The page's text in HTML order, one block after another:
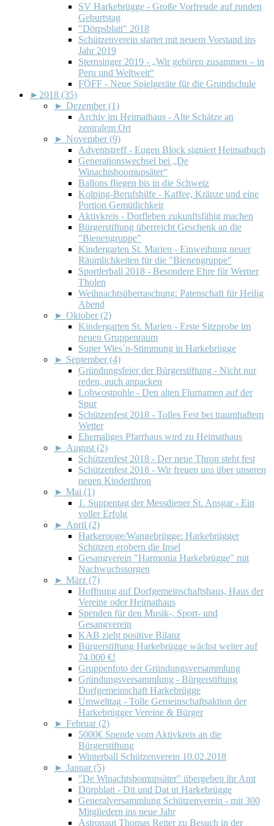
SV Harkebrügge - Große Vorfreude auf runden
Geburtstag
"Dörpsblatt" 2018
Schützenverein startet mit neuem Vorstand ins
Jahr 2019
Sternsinger 2019 - „Wir gehören zusammen – in
Peru und Weltweit“
FÖFF - Neue Spielgeräte für die Grundschule
► 2018 (35)
► Dezember (1)
Archiv im Heimathaus - Alte Schätze an
zentralem Ort
► November (9)
Adventstreff - Eugen Block signiert Heimatbuch
Generationswechsel bei „De
Winachtsboomupsäter“
Ballons fliegen bis in die Schweiz
Kolping-Berufshilfe - Kaffee, Kränze und eine
Portion Gemütlichkeit
Aktivkreis - Dorfleben zukunftsfähig machen
Bürgerstiftung überreicht Geschenk an die
"Bienengruppe"
Kindergarten St. Marien - Einweihung neuer
Räumlichkeiten für die "Bienengruppe"
Sportlerball 2018 - Besondere Ehre für Werner
Tholen
Weihnachtsüberraschung: Patenschaft für Heilig
Abend
► Oktober (2)
Kindergarten St. Marien - Erste Sitzprobe im
neuen Gruppenraum
Super Wies´n-Stimmung in Harkebrügge
► September (4)
Gründungsfeier der Bürgerstiftung - Nicht nur
reden, auch anpacken
Lohwostpohle - Den alten Flurnamen auf der
Spur
Schützenfest 2018 - Tolles Fest bei traumhaftem
Wetter
Ehemaliges Pfarrhaus wird zu Heimathaus
► August (2)
Schützenfest 2018 - Der neue Thron steht fest
Schützenfest 2018 - Wir freuen uns über unseren
neuen Kinderthron
► Mai (1)
1. Suppentag der Messdiener St. Ansgar - Ein
voller Erfolg
► April (2)
Harkerooge/Wangebrügge: Harkebrügger
Schützen erobern die Insel
Gesangverein "Harmonia Harkebrügge" mit
Nachwuchssorgen
► März (7)
Hoffnung auf Dorfgemeinschaftshaus, Haus der
Vereine oder Heimathaus
Spenden für den Musik-, Sport- und
Gesangverein
KAB zieht positive Bilanz
Bürgerstiftung Harkebrügge wächst weiter auf
74.000 €!
Gruppenfoto der Gründungsversammlung
Gründungsversammlung - Bürgerstiftung
Dorfgemeinschaft Harkebrügge
Umwelttag - Tolle Gemeinschaftsaktion der
Harkebrügger Vereine & Bürger
► Februar (2)
5000€ Spende vom Aktivkreis an die
Bürgerstiftung
Winterball Schützenverein 10.02.2018
► Januar (5)
"De Winachtsbomupsäter" übergeben ihr Amt
Dörpblatt - Dit und Dat ut Harkebrügge
Generalversammlung Schützenverein - mit 300
Mitgliedern ins neue Jahr
Astronaut Thomas Reiter zu Besuch in der